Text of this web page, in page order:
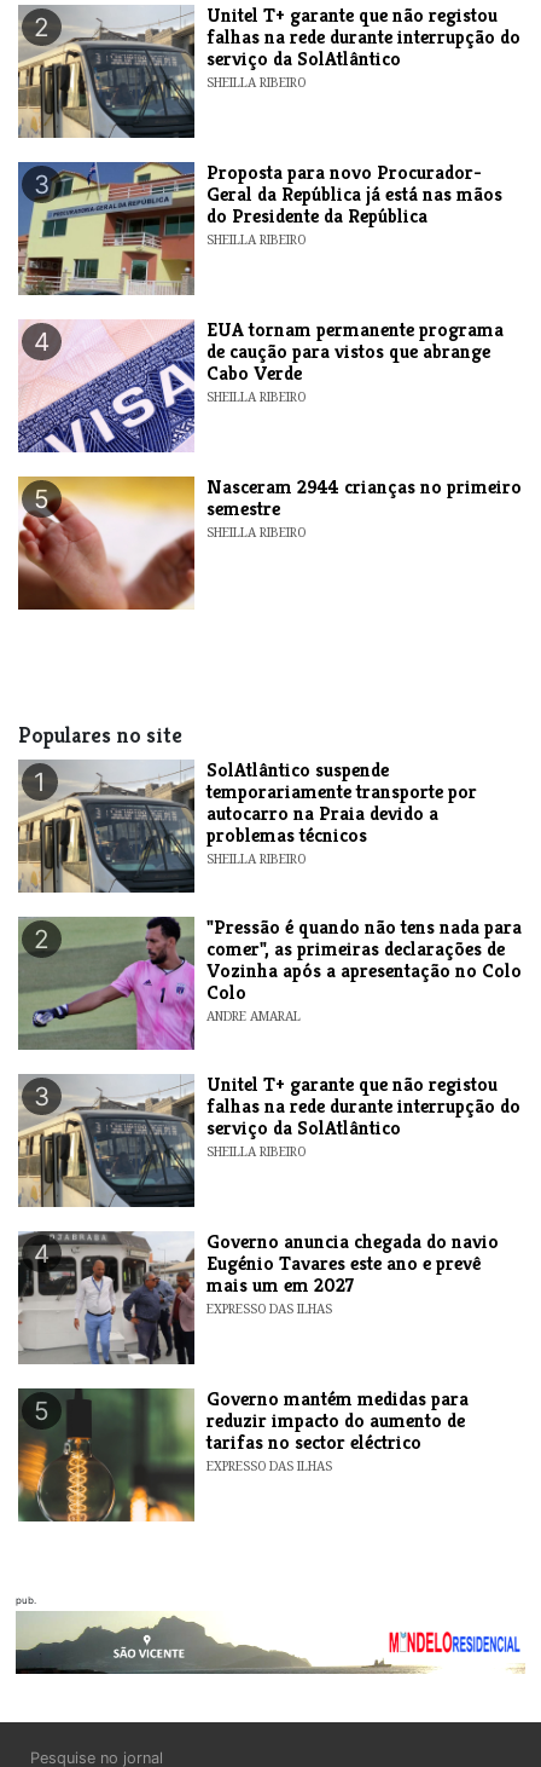
2
Unitel T+ garante que não registou
falhas na rede durante interrupção do
serviço da SolAtlântico
SHEILLA RIBEIRO
3
Proposta para novo Procurador-
Geral da República já está nas mãos
do Presidente da República
SHEILLA RIBEIRO
4
EUA tornam permanente programa
de caução para vistos que abrange
Cabo Verde
SHEILLA RIBEIRO
5
Nasceram 2944 crianças no primeiro
semestre
SHEILLA RIBEIRO
Populares no site
1
SolAtlântico suspende
temporariamente transporte por
autocarro na Praia devido a
problemas técnicos
SHEILLA RIBEIRO
2
"Pressão é quando não tens nada para
comer", as primeiras declarações de
Vozinha após a apresentação no Colo
Colo
ANDRE AMARAL
3
Unitel T+ garante que não registou
falhas na rede durante interrupção do
serviço da SolAtlântico
SHEILLA RIBEIRO
4
Governo anuncia chegada do navio
Eugénio Tavares este ano e prevê
mais um em 2027
EXPRESSO DAS ILHAS
5
Governo mantém medidas para
reduzir impacto do aumento de
tarifas no sector eléctrico
EXPRESSO DAS ILHAS
pub.
Pesquise no jornal